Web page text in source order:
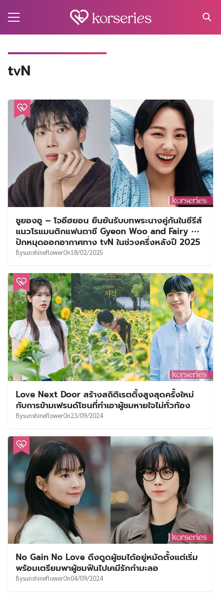
tvN
ชูยองอู – โจอีฮยอน ยืนยันรับบทพระนางคู่กันในซีรีส์
แนวโรแมนติกแฟนตาซี Gyeon Woo and Fairy ⋯
ปักหมุดออกอากาศทาง tvN ในช่วงครึ่งหลังปี 2025
BysunshineflowerOn18/02/2025
Love Next Door สร้างสถิติเรตติ้งสูงสุดครั้งใหม่
กับการข้ามเฟรนด์โซนที่ทำเอาผู้ชมหายใจไม่ทั่วท้อง
BysunshineflowerOn23/09/2024
No Gain No Love ดึงดูดผู้ชมได้อยู่หมัดตั้งแต่เริ่ม
พร้อมเตรียมพาผู้ชมฟินไปเคมีรักกำมะลอ
BysunshineflowerOn04/09/2024